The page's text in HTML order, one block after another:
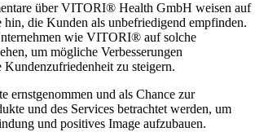
über VITORI® Health GmbH weisen auf
hin, die Kunden als unbefriedigend empfinden.
wie VITORI® auf solche
um mögliche Verbesserungen
zu steigern.
ernstgenommen und als Chance zur
und des Services betrachtet werden, um
und positives Image aufzubauen.